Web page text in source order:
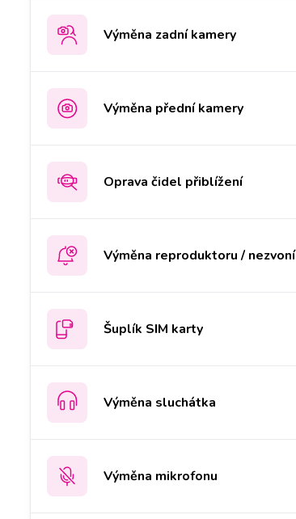
Výměna zadní kamery
Výměna přední kamery
Oprava čidel přiblížení
Výměna reproduktoru / nezvoní
Šuplík SIM karty
Výměna sluchátka
Výměna mikrofonu